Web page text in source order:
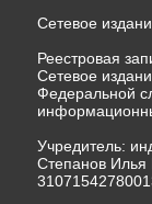
Сетевое
Реестровая
Сетевое
Федеральной
Учредитель:
Степанов